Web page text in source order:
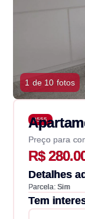
1 de 10 fotos
3555
Preço para
R$
Detalhes
Parcela: Sim
Tem